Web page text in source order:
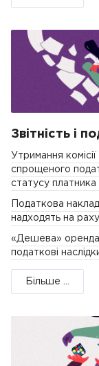
Звітність і
Утримання
спрощеного
статусу
Податкова
надходять на
«Дешева»
податкові
Більше ...